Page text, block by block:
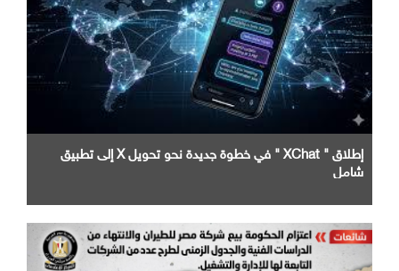
إطلاق " XChat " في خطوة جديدة نحو تحويل X إلى تطبيق
شامل